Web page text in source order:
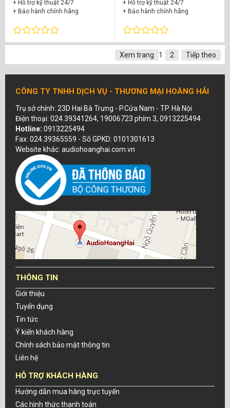
+ Hỗ trợ kỹ thuật 24/7
+ Bảo hành chính hãng
+ Hỗ trợ kỹ thuật 24/7
+ Bảo hành chính hãng
Xem trang 1 2 Tiếp theo
CÔNG TY TNHH DỊCH VỤ - THƯƠNG MẠI HOÀNG HẢI
Trụ sở chính: 23D Hai Bà Trưng - P.Cửa Nam - TP. Hà Nội
Điện thoại: 024.39341264, 19006723 phím 3, 0913225494
Hotline: 0913225494
Fax: 024.39365559 - Số GPKD: 0101301613
Website khác: audiohoanghai.com.vn
THÔNG TIN
Giới thiệu
Tuyển dụng
Tin tức
Ý kiến khách hàng
Chính sách bảo mật thông tin
Liên hệ
HỖ TRỢ KHÁCH HÀNG
Hướng dẫn mua hàng trực tuyến
Các hình thức thanh toán